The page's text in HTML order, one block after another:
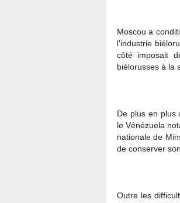
Moscou a
l'industrie
côté imposait
biélorusses à la
De plus en plus
le Vénézuela
nationale de
de conserver
Outre les